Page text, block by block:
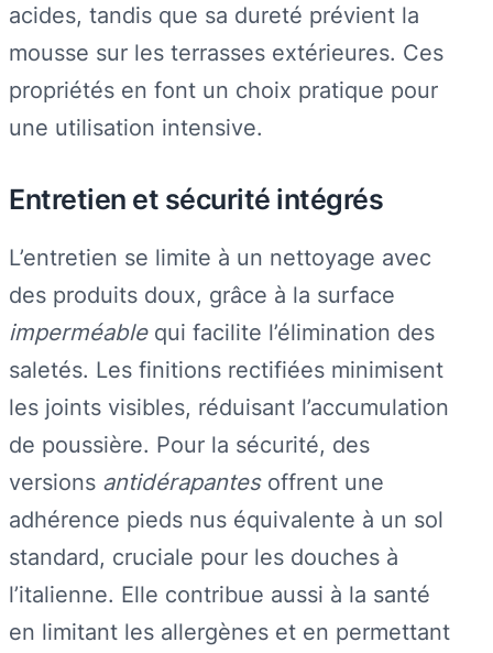
acides, tandis que sa dureté prévient la
mousse sur les terrasses extérieures. Ces
propriétés en font un choix pratique pour
une utilisation intensive.
Entretien et sécurité intégrés
L’entretien se limite à un nettoyage avec
des produits doux, grâce à la surface
imperméablequi facilite l’élimination des
saletés. Les finitions rectifiées minimisent
les joints visibles, réduisant l’accumulation
de poussière. Pour la sécurité, des
versions antidérapantesoffrent une
adhérence pieds nus équivalente à un sol
standard, cruciale pour les douches à
l’italienne. Elle contribue aussi à la santé
en limitant les allergènes et en permettant